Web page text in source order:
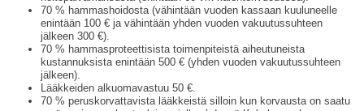
70 % hammashoidosta (vähintään vuoden kassaan kuuluneelle
enintään 100 € ja vähintään yhden vuoden vakuutussuhteen
jälkeen 300 €).
70 % hammasproteettisista toimenpiteistä aiheutuneista
kustannuksista enintään 500 € (yhden vuoden vakuutussuhteen
jälkeen).
Lääkkeiden alkuomavastuu 50 €.
70 % peruskorvattavista lääkkeistä silloin kun korvausta on saatu